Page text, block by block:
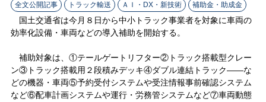
ン
全文公開記事 トラック輸送 ＡＩ・DX・新技術 補助金・助成金
国土交通省は今月８日から中小トラック事業者を対象に車両の
効率化設備・車両などの導入補助を開始する。
補助対象は、①テールゲートリフター②トラック搭載型クレー
ン③トラック搭載用２段積みデッキ④ダブル連結トラック――な
どの機器・車両⑤予約受付システムや受注情報事前確認システム
など⑥配車計画システムや運行・労務管システムなど⑦車両動態